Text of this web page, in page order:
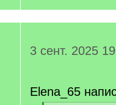
3 сент. 2025
Elena_65